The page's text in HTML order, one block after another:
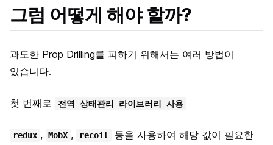
그럼 어떻게 해야 할까?
과도한 Prop Drilling를 피하기 위해서는 여러 방법이
있습니다.
첫 번째로 전역 상태관리 라이브러리 사용
redux , MobX , recoil
등을 사용하여 해당 값이 필요한